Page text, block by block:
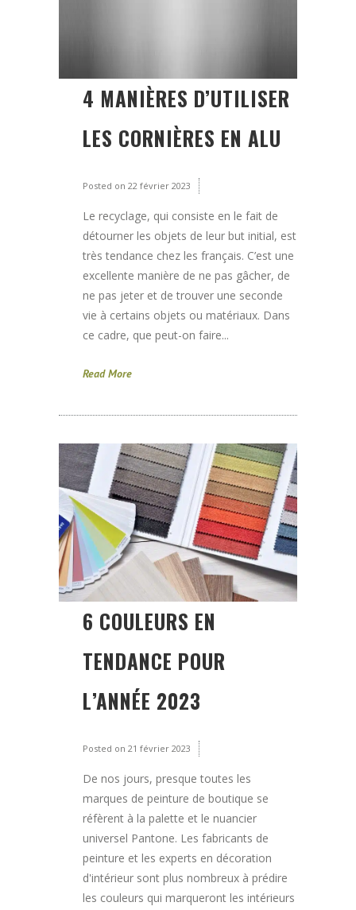
4 MANIÈRES D’UTILISER
LES CORNIÈRES EN ALU
Posted on 22 février 2023
Le recyclage, qui consiste en le fait de
détourner les objets de leur but initial, est
très tendance chez les français. C’est une
excellente manière de ne pas gâcher, de
ne pas jeter et de trouver une seconde
vie à certains objets ou matériaux. Dans
ce cadre, que peut-on faire...
Read More
6 COULEURS EN
TENDANCE POUR
L’ANNÉE 2023
Posted on 21 février 2023
De nos jours, presque toutes les
marques de peinture de boutique se
réfèrent à la palette et le nuancier
universel Pantone. Les fabricants de
peinture et les experts en décoration
d'intérieur sont plus nombreux à prédire
les couleurs qui marqueront les intérieurs